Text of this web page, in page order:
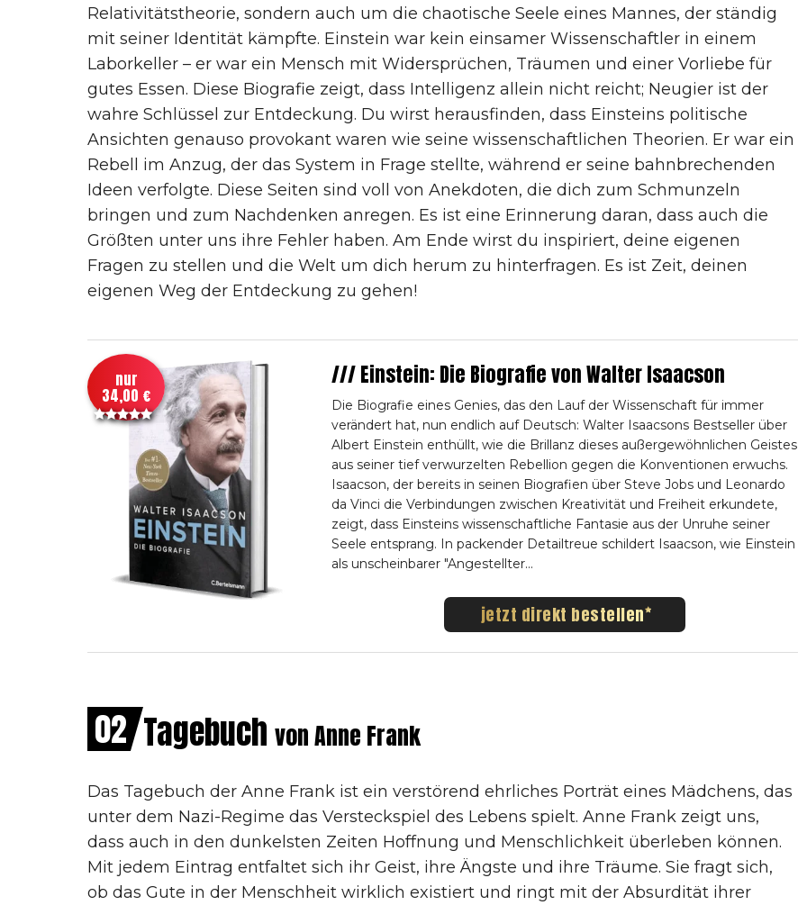
Relativitätstheorie, sondern auch um die chaotische Seele eines Mannes, der ständig
mit seiner Identität kämpfte. Einstein war kein einsamer Wissenschaftler in einem
Laborkeller – er war ein Mensch mit Widersprüchen, Träumen und einer Vorliebe für
gutes Essen. Diese Biografie zeigt, dass Intelligenz allein nicht reicht; Neugier ist der
wahre Schlüssel zur Entdeckung. Du wirst herausfinden, dass Einsteins politische
Ansichten genauso provokant waren wie seine wissenschaftlichen Theorien. Er war ein
Rebell im Anzug, der das System in Frage stellte, während er seine bahnbrechenden
Ideen verfolgte. Diese Seiten sind voll von Anekdoten, die dich zum Schmunzeln
bringen und zum Nachdenken anregen. Es ist eine Erinnerung daran, dass auch die
Größten unter uns ihre Fehler haben. Am Ende wirst du inspiriert, deine eigenen
Fragen zu stellen und die Welt um dich herum zu hinterfragen. Es ist Zeit, deinen
eigenen Weg der Entdeckung zu gehen!
nur
34,00 €
/// Einstein: Die Biografie von Walter Isaacson
Die Biografie eines Genies, das den Lauf der Wissenschaft für immer
verändert hat, nun endlich auf Deutsch: Walter Isaacsons Bestseller über
Albert Einstein enthüllt, wie die Brillanz dieses außergewöhnlichen Geistes
aus seiner tief verwurzelten Rebellion gegen die Konventionen erwuchs.
Isaacson, der bereits in seinen Biografien über Steve Jobs und Leonardo
da Vinci die Verbindungen zwischen Kreativität und Freiheit erkundete,
zeigt, dass Einsteins wissenschaftliche Fantasie aus der Unruhe seiner
Seele entsprang. In packender Detailtreue schildert Isaacson, wie Einstein
als unscheinbarer "Angestellter...
jetzt direkt bestellen
02 Tagebuch von Anne Frank
Das Tagebuch der Anne Frank ist ein verstörend ehrliches Porträt eines Mädchens, das
unter dem Nazi-Regime das Versteckspiel des Lebens spielt. Anne Frank zeigt uns,
dass auch in den dunkelsten Zeiten Hoffnung und Menschlichkeit überleben können.
Mit jedem Eintrag entfaltet sich ihr Geist, ihre Ängste und ihre Träume. Sie fragt sich,
ob das Gute in der Menschheit wirklich existiert und ringt mit der Absurdität ihrer